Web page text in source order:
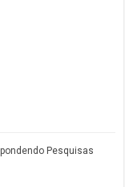
Pesquisas